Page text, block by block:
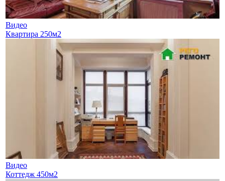
Видео
Квартира 250м2
Видео
Коттедж 450м2